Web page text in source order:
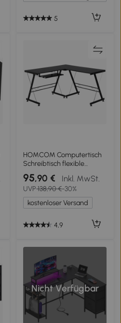
5
HOMCOM Computertisch
Schreibtisch flexible
Arbeitsstation MDF Stahl
Schwarz 210 x 50 x 73,5
cm
95,90 € Inkl. MwSt.
UVP138,90 €-30%
kostenloser Versand
4,9
Nicht Verfügbar